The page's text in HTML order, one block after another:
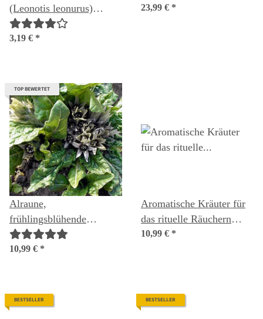
(Leonotis leonurus)
Samen
3,19 € *
23,99 € *
TOP BEWERTET
Alraune,
frühlingsblühende
(Mandragora officinarum)
Samen
10,99 € *
Aromatische Kräuter für
das rituelle Räuchern
(Bio) - Samenset
10,99 € *
BESTSELLER BESTSELLER